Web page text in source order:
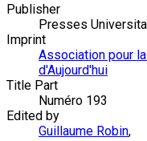
Publisher
Presses
Imprint
Association pour
d'Aujourd'hui
Title Part
Numéro 193
Edited by
Guillaume Robin,